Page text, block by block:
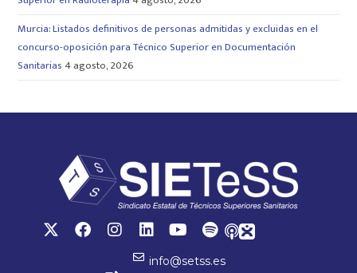
Murcia: Listados definitivos de personas admitidas y excluidas en el
concurso-oposición para Técnico Superior en Documentación
Sanitarias 4 agosto, 2026
info@setss.es